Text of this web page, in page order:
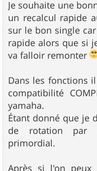
Je souhaite une
un recalcul rapide
sur le bon single
rapide alors que si
va falloir remonter
Dans les fonctions
compatibilité
yamaha.
Étant donné que je
de rotation par
primordial.
Après si l'on peux